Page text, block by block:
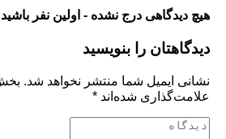
درج نشده - اولین نفر باشید
را بنویسید
ایمیل شما منتشر نخواهد شد. بخش‌های
شده‌اند *